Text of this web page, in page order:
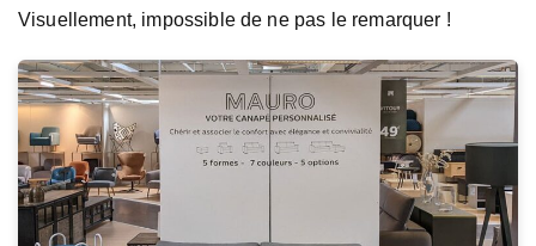
Visuellement, impossible de ne pas le remarquer !